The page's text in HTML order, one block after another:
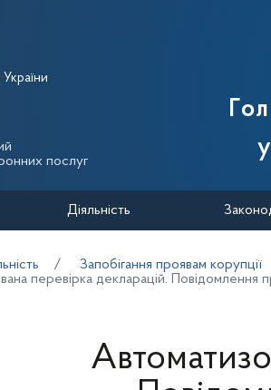
Державної
послуг
Діяльність
Запобігання проявам корупції
перевірка декларацій. Повідомлення